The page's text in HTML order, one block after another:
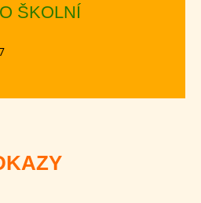
ŠKOLNÍ